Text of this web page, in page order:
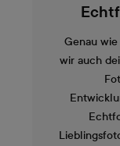
Genau
wir auch